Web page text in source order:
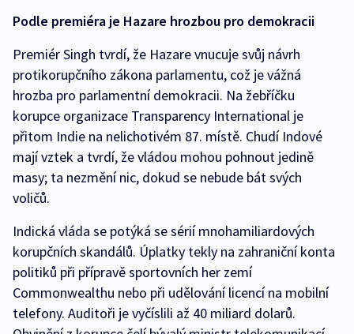
Podle premiéra je Hazare hrozbou pro demokracii
Premiér Singh tvrdí, že Hazare vnucuje svůj návrh
protikorupčního zákona parlamentu, což je vážná
hrozba pro parlamentní demokracii. Na žebříčku
korupce organizace Transparency International je
přitom Indie na nelichotivém 87. místě. Chudí Indové
mají vztek a tvrdí, že vládou mohou pohnout jedině
masy; ta nezmění nic, dokud se nebude bát svých
voličů.
Indická vláda se potýká se sérií mnohamiliardových
korupčních skandálů. Úplatky tekly na zahraniční konta
politiků při přípravě sportovních her zemí
Commonwealthu nebo při udělování licencí na mobilní
telefony. Auditoři je vyčíslili až 40 miliard dolarů.